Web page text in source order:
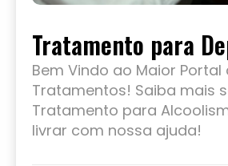
Tratamento para
Bem Vindo ao Maior Portal
Tratamentos! Saiba mais
Tratamento para
livrar com nossa ajuda!